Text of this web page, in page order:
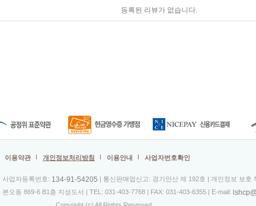
등록된 리뷰가 없습니다.
이용약관 개인정보처리방침 이용안내 사업자번호확인
사업자등록번호: 134-91-54205 | 통신판매업신고: 경기안산 제 192호 | 개인정보 보호
오동 869-6 B1층 지성도서 | TEL: 031-403-7768| FAX: 031-403-6355 | E-mail: